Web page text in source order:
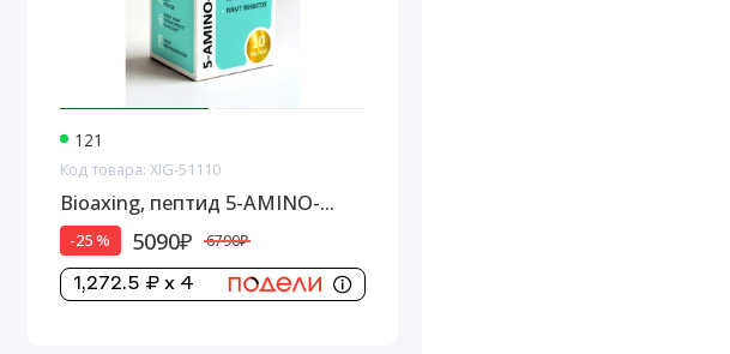
121
Код товара: XIG-51110
Bioaxing, пептид 5-AMINO-
1MQ, 10 мг
-25 % 5090₽ 6790₽
1,272.5 ₽ x 4